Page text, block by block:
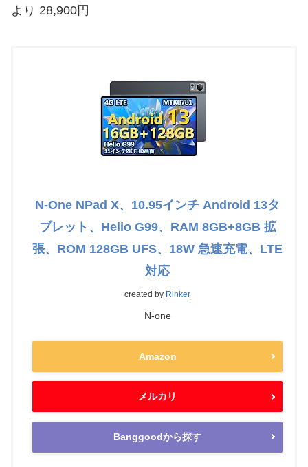
より 28,900円
N-One NPad X、10.95インチ Android 13タ
ブレット、Helio G99、RAM 8GB+8GB 拡
張、ROM 128GB UFS、18W 急速充電、LTE
対応
created by Rinker
N-one
Amazon
メルカリ
Banggoodから探す